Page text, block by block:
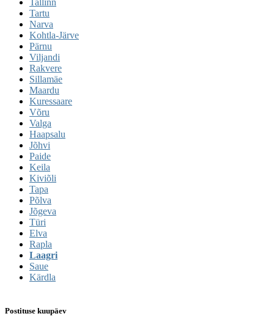
Tartu
Narva
Kohtla-Järve
Pärnu
Viljandi
Rakvere
Sillamäe
Maardu
Kuressaare
Võru
Valga
Haapsalu
Jõhvi
Paide
Keila
Kiviõli
Tapa
Põlva
Jõgeva
Türi
Elva
Rapla
Laagri
Saue
Kärdla
Postituse kuupäev